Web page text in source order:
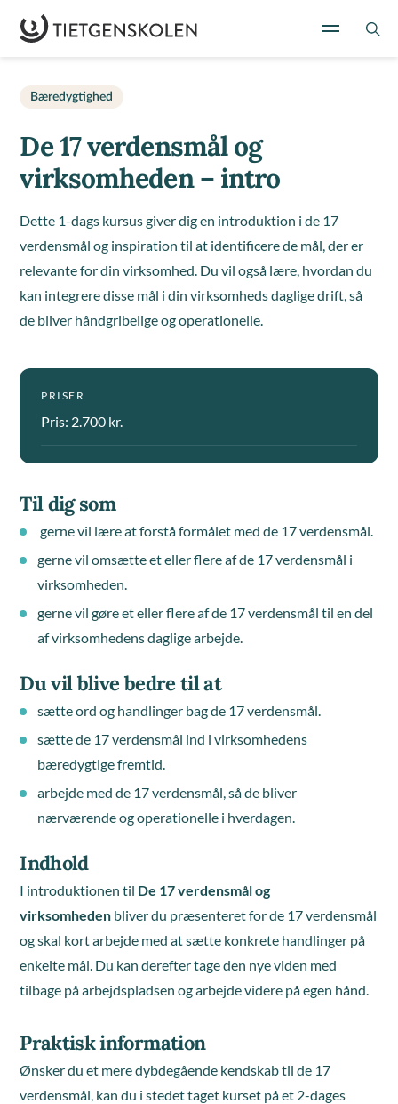
Bæredygtighed
De 17 verdensmål og
virksomheden – intro
Dette 1-dags kursus giver dig en introduktion i de 17
verdensmål og inspiration til at identificere de mål, der er
relevante for din virksomhed. Du vil også lære, hvordan du
kan integrere disse mål i din virksomheds daglige drift, så
de bliver håndgribelige og operationelle.
PRISER
Pris: 2.700 kr.
Til dig som
gerne vil lære at forstå formålet med de 17 verdensmål.
gerne vil omsætte et eller flere af de 17 verdensmål i
virksomheden.
gerne vil gøre et eller flere af de 17 verdensmål til en del
af virksomhedens daglige arbejde.
Du vil blive bedre til at
sætte ord og handlinger bag de 17 verdensmål.
sætte de 17 verdensmål ind i virksomhedens
bæredygtige fremtid.
arbejde med de 17 verdensmål, så de bliver
nærværende og operationelle i hverdagen.
Indhold
I introduktionen til De 17 verdensmål og
virksomheden bliver du præsenteret for de 17 verdensmål
og skal kort arbejde med at sætte konkrete handlinger på
enkelte mål. Du kan derefter tage den nye viden med
tilbage på arbejdspladsen og arbejde videre på egen hånd.
Praktisk information
Ønsker du et mere dybdegående kendskab til de 17
verdensmål, kan du i stedet taget kurset på et 2-dages